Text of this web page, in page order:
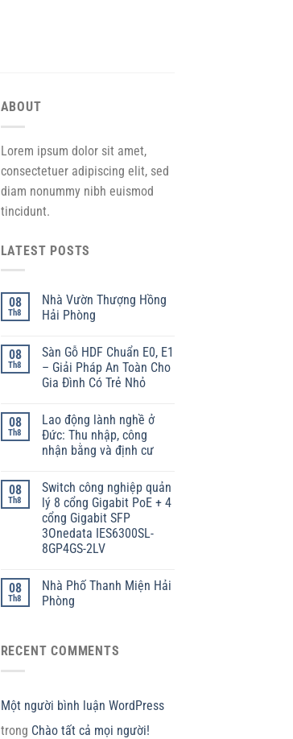
ABOUT
Lorem ipsum dolor sit amet,
consectetuer adipiscing elit, sed
diam nonummy nibh euismod
tincidunt.
LATEST POSTS
08
Th8
Nhà Vườn Thượng Hồng
Hải Phòng
08
Th8
Sàn Gỗ HDF Chuẩn E0, E1
– Giải Pháp An Toàn Cho
Gia Đình Có Trẻ Nhỏ
08
Th8
Lao động lành nghề ở
Đức: Thu nhập, công
nhận bằng và định cư
08
Th8
Switch công nghiệp quản
lý 8 cổng Gigabit PoE + 4
cổng Gigabit SFP
3Onedata IES6300SL-
8GP4GS-2LV
08
Th8
Nhà Phố Thanh Miện Hải
Phòng
RECENT COMMENTS
Một người bình luận WordPress
trong Chào tất cả mọi người!